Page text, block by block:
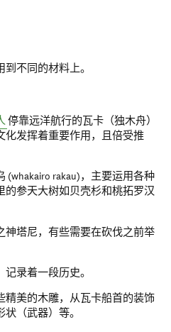
不同的材料上。
停靠远洋航行的瓦卡（独木舟）
化发挥着重要作用，且倍受推
rakau)，主要运用各种
的参天大树如贝壳杉和桃拓罗汉
神塔尼，有些需要在砍伐之前举
录着一段历史。
精美的木雕，从瓦卡船首的装饰
（武器）等。